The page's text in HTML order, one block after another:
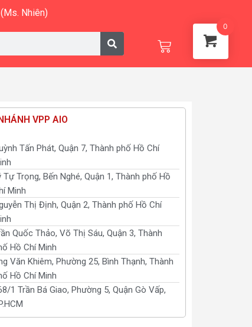
Nhiên)
Cart
VPP AIO
Tấn Phát, Quận 7, Thành phố Hồ Chí
Tự Trọng, Bến Nghé, Quận 1, Thành phố Hồ
Minh
Thị Định, Quận 2, Thành phố Hồ Chí
Quốc Thảo, Võ Thị Sáu, Quận 3, Thành
Hồ Chí Minh
Văn Khiêm, Phường 25, Bình Thạnh, Thành
Hồ Chí Minh
1 Trần Bá Giao, Phường 5, Quận Gò Vấp,
0